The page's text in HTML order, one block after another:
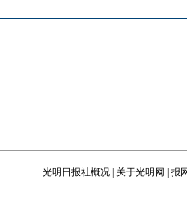
光明日报社概况 关于光明网 报